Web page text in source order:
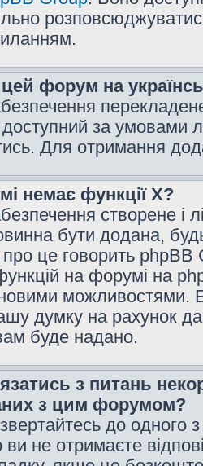
форум на
за умовами
Для отримання
немає функції X?
створене
бути додана,
це говорить phpBB
на форумі на
можливостями.
думку на рахунок
буде надано.
з питань
з цим форумом?
до одного
не отримаєте